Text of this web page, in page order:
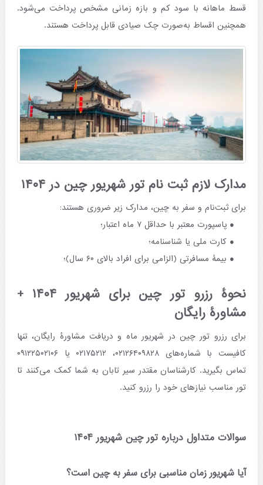
قسط ماهانه با سود کم و بازه زمانی مشخص پرداخت می‌شود.
همچنین اقساط به‌صورت چک صیادی قابل پرداخت هستند.
مدارک لازم ثبت نام تور شهریور چین در ۱۴۰۴
برای ثبت‌نام و سفر به چین، مدارک زیر ضروری هستند:
پاسپورت معتبر با حداقل ۷ ماه اعتبار؛
کارت ملی یا شناسنامه؛
بیمۀ مسافرتی (الزامی برای افراد بالای ۶۰ سال)؛
نحوۀ رزرو تور چین برای شهریور ۱۴۰۴ +
مشاورۀ رایگان
برای رزرو تور چین در شهریور ماه و دریافت مشاورۀ رایگان، تنها
کافیست با شماره‌های ۰۲۱۲۶۴۰۹۸۲۸، ۰۲۱۷۵۲۱۲ یا ۰۹۱۲۲۵۰۲۱۰۶
تماس بگیرید. کارشناسان مقتدر سیر تابان به شما کمک می‌کنند تا
تور مناسب نیازهای خود را رزرو کنید.
سوالات متداول درباره تور چین شهریور ۱۴۰۴
آیا شهریور زمان مناسبی برای سفر به چین است؟